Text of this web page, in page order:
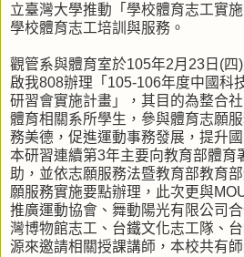
立臺灣大學推動「學校體育志工實
學校體育志工培訓與服務。
觀管系與體育室於105年2月23日(四
啟我808辦理「105-106年度中國科
研習會實施計畫」，其目的為整合
體育相關系所學生，參與體育志願
務美德，促進運動事務發展，提升
本研習連續第3年主要向教育部體育
助，並依志願服務法暨教育部教育
願服務實施要點辦理，此次更與
推廣運動協會、舞動陽光有限公司
灣博物館志工、台鐵文化志工隊、
源來邀請相關授課講師，本校共有